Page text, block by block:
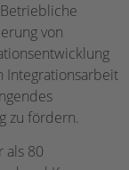
von
Integrationsarbeit
zu fördern.
als 80